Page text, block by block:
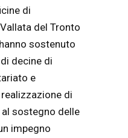
di
del Tronto
sostenuto
decine di
e
di
sostegno delle
impegno